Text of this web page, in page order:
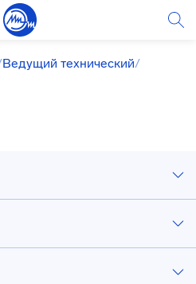
Ведущий технический/